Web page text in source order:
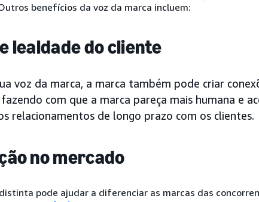
benefícios da voz da marca incluem:
lealdade do cliente
voz da marca, a marca também pode criar
com que a marca pareça mais humana e
relacionamentos de longo prazo com os clientes.
no mercado
pode ajudar a diferenciar as marcas das